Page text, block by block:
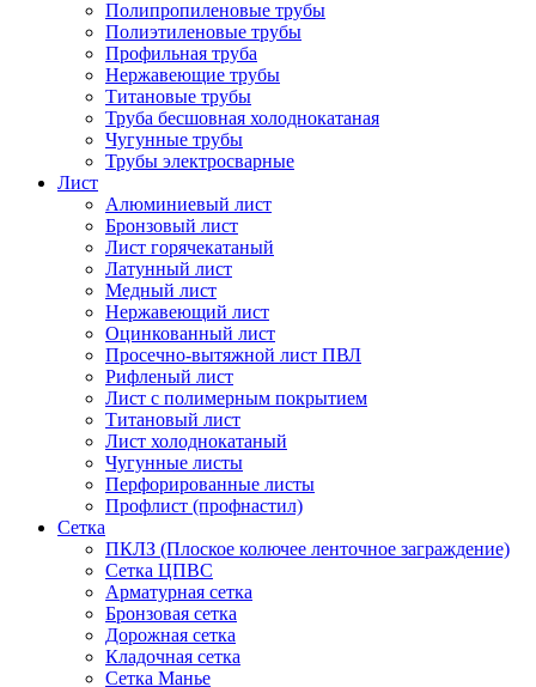
Полипропиленовые трубы
Полиэтиленовые трубы
Профильная труба
Нержавеющие трубы
Титановые трубы
Труба бесшовная холоднокатаная
Чугунные трубы
Трубы электросварные
Лист
Алюминиевый лист
Бронзовый лист
Лист горячекатаный
Латунный лист
Медный лист
Нержавеющий лист
Оцинкованный лист
Просечно-вытяжной лист ПВЛ
Рифленый лист
Лист с полимерным покрытием
Титановый лист
Лист холоднокатаный
Чугунные листы
Перфорированные листы
Профлист (профнастил)
Сетка
ПКЛЗ (Плоское колючее ленточное заграждение)
Сетка ЦПВС
Арматурная сетка
Бронзовая сетка
Дорожная сетка
Кладочная сетка
Сетка Манье